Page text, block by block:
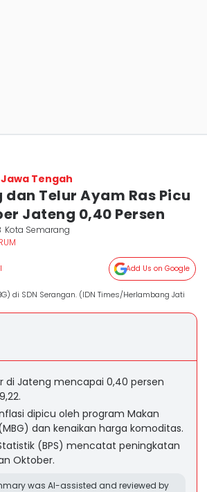
Jawa Tengah
dan Telur Ayam Ras Picu
Jateng 0,40 Persen
Kota Semarang
Add Us on Google
di SDN Serangan. (IDN Times/Herlambang Jati
di Jateng mencapai 0,40 persen
dipicu oleh program Makan
dan kenaikan harga komoditas.
(BPS) mencatat peningkatan
Oktober.
was AI-assisted and reviewed by